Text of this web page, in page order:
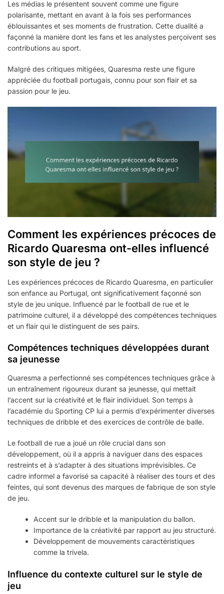
Les médias le présentent souvent comme une figure
polarisante, mettant en avant à la fois ses performances
éblouissantes et ses moments de frustration. Cette dualité a
façonné la manière dont les fans et les analystes perçoivent ses
contributions au sport.
Malgré des critiques mitigées, Quaresma reste une figure
appréciée du football portugais, connu pour son flair et sa
passion pour le jeu.
Comment les expériences précoces de
Ricardo Quaresma ont-elles influencé
son style de jeu ?
Les expériences précoces de Ricardo Quaresma, en particulier
son enfance au Portugal, ont significativement façonné son
style de jeu unique. Influencé par le football de rue et le
patrimoine culturel, il a développé des compétences techniques
et un flair qui le distinguent de ses pairs.
Compétences techniques développées durant
sa jeunesse
Quaresma a perfectionné ses compétences techniques grâce à
un entraînement rigoureux durant sa jeunesse, qui mettait
l’accent sur la créativité et le flair individuel. Son temps à
l’académie du Sporting CP lui a permis d’expérimenter diverses
techniques de dribble et des exercices de contrôle de balle.
Le football de rue a joué un rôle crucial dans son
développement, où il a appris à naviguer dans des espaces
restreints et à s’adapter à des situations imprévisibles. Ce
cadre informel a favorisé sa capacité à réaliser des tours et des
feintes, qui sont devenus des marques de fabrique de son style
de jeu.
Accent sur le dribble et la manipulation du ballon.
Importance de la créativité par rapport au jeu structuré.
Développement de mouvements caractéristiques
comme la trivela.
Influence du contexte culturel sur le style de
jeu